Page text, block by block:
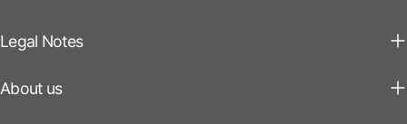
Legal Notes
About us